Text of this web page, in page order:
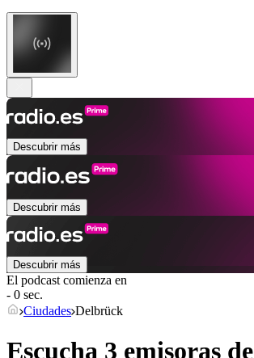
Descubrir más
Descubrir más
Descubrir más
El podcast comienza en
- 0 sec.
Ciudades Delbrück
Escucha 3 emisoras de